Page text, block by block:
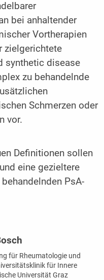
bei anhaltender
Vortherapien
zielgerichtete
synthetic disease
zu behandelnde
Schmerzen oder
vor.
Definitionen sollen
eine gezieltere
PsA-
für Rheumatologie und
für Innere
Universität Graz